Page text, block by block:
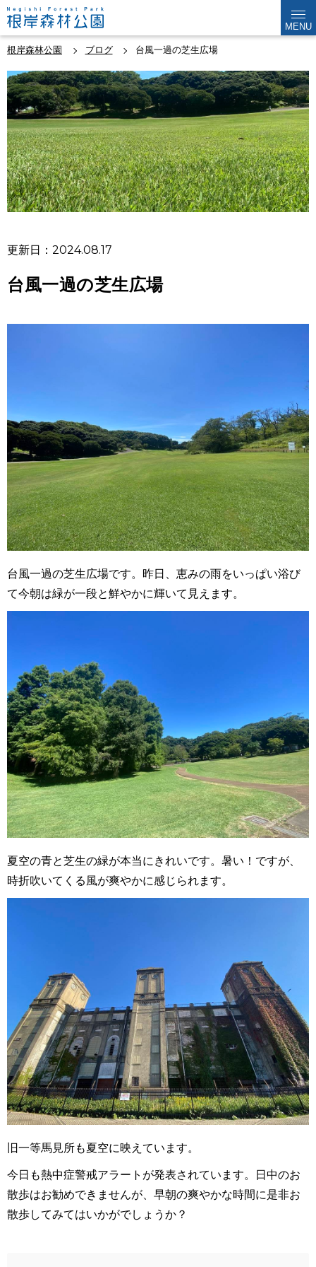
MENU
根岸森林公園 ブログ 台風一過の芝生広場
更新日：2024.08.17
台風一過の芝生広場
台風一過の芝生広場です。昨日、恵みの雨をいっぱい浴び
て今朝は緑が一段と鮮やかに輝いて見えます。
夏空の青と芝生の緑が本当にきれいです。暑い！ですが、
時折吹いてくる風が爽やかに感じられます。
旧一等馬見所も夏空に映えています。
今日も熱中症警戒アラートが発表されています。日中のお
散歩はお勧めできませんが、早朝の爽やかな時間に是非お
散歩してみてはいかがでしょうか？